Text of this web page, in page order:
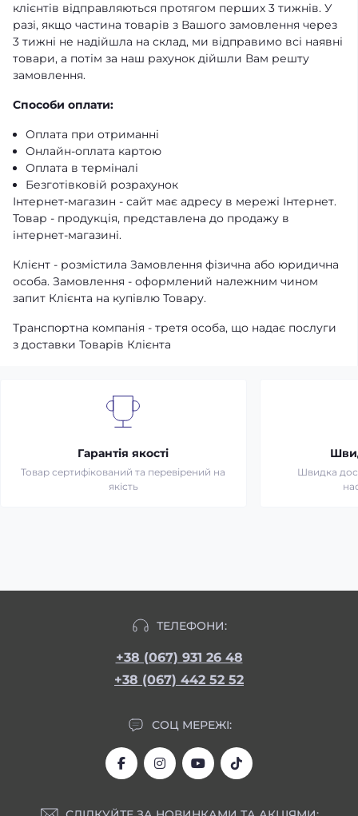
клієнтів відправляються протягом перших 3 тижнів. У
разі, якщо частина товарів з Вашого замовлення через
3 тижні не надійшла на склад, ми відправимо всі наявні
товари, а потім за наш рахунок дійшли Вам решту
замовлення.
Способи оплати:
Оплата при отриманні
Онлайн-оплата картою
Оплата в терміналі
Безготівковій розрахунок
Інтернет-магазин - сайт має адресу в мережі Інтернет.
Товар - продукція, представлена ​​до продажу в
інтернет-магазині.
Клієнт - розмістила Замовлення фізична або юридична
особа. Замовлення - оформлений належним чином
запит Клієнта на купівлю Товару.
Транспортна компанія - третя особа, що надає послуги
з доставки Товарів Клієнта
Гарантія якості
Товар сертифікований та перевірений на
якість
Швидка
ТЕЛЕФОНИ:
+38 (067) 931 26 48
+38 (067) 442 52 52
СОЦ МЕРЕЖІ: